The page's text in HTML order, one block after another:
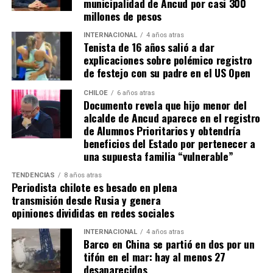
que una llegada a Santiago, un arribo a la cura de su hijo
Actualmente, Gómez se encuentra en Santiago
realizando trámites y participando como invitada en
distintos medios de comunicación. Aunque aún no tiene
una fecha exacta para su viaje a Estados Unidos, donde
se administra el medicamento, indicó que esperan
realizarlo «a mediados de junio».
Cabe destacar que, pese a que se logró reunir el dinero y,
por ende, la meta se cumplió, continúan circulando por
redes sociales, eventos a beneficios de Tomás Ross.
¿Como ayudar?
Instagram, Dante_contra_duchenne
Fernando Jara (padre)
19.968.680-1
Banco Falabella, cuenta corriente
municipalidad de Ancud por casi 300
millones de pesos
INTERNACIONAL 4 años atras
Tenista de 16 años salió a dar
explicaciones sobre polémico registro
de festejo con su padre en el US Open
CHILOE 6 años atras
Documento revela que hijo menor del
alcalde de Ancud aparece en el registro
de Alumnos Prioritarios y obtendría
beneficios del Estado por pertenecer a
una supuesta familia “vulnerable”
TENDENCIAS 8 años atras
Periodista chilote es besado en plena
transmisión desde Rusia y genera
opiniones divididas en redes sociales
INTERNACIONAL 4 años atras
Barco en China se partió en dos por un
tifón en el mar: hay al menos 27
desaparecidos